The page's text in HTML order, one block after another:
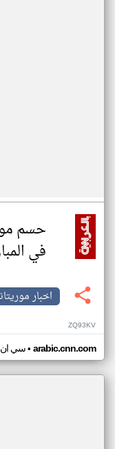
حسم
في
اخبار
ZQ93KV
سي ان• arabic.cnn.com